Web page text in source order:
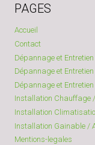
PAGES
Accueil
Contact
Dépannage et
Dépannage et
Dépannage et
Installation Chauffage
Installation
Installation Gainable /
Mentions-legales